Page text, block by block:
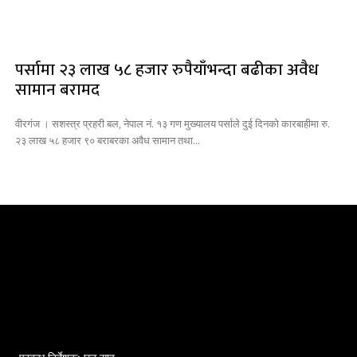
पर्सामा २३ लाख ५८ हजार रुपैयाँभन्दा बढीका अवैध
सामान बरामद
वीरगंज । सशस्त्र प्रहरी बल, नेपाल नं. १३ गण मुख्यालय पर्साले दुई दिनको कारबाहीमा रु.
२३ लाख ५८ हजार ९० बराबरका अवैध सामान तथा...